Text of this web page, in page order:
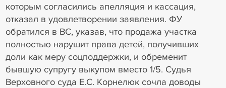
которым согласились апелляция и кассация,
отказал в удовлетворении заявления. ФУ
обратился в ВС, указав, что продажа участка
полностью нарушит права детей, получивших
доли как меру соцподдержки, и обременит
бывшую супругу выкупом вместо 1/5. Судья
Верховного суда Е.С. Корнелюк сочла доводы